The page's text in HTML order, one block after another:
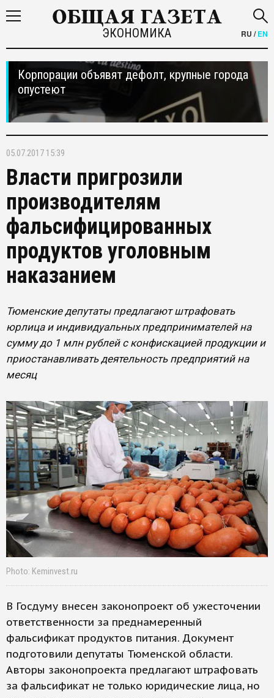
ЭКОНОМИКА RU /EN
Корпорации объявят дефолт, крупные города
опустеют
05.07.2017 15:39
Власти пригрозили
производителям
фальсифицированных
продуктов уголовным
наказанием
Тюменские депутаты предлагают штрафовать
юрлица и индивидуальных предпринимателей на
сумму до 1 млн рублей с конфискацией продукции и
приостанавливать деятельность предприятий на
месяц
Photo: Keminvest.ru
В Госдуму внесен законопроект об ужесточении
ответственности за преднамеренный
фальсификат продуктов питания. Документ
подготовили депутаты Тюменской области.
Авторы законопроекта предлагают штрафовать
за фальсификат не только юридические лица, но